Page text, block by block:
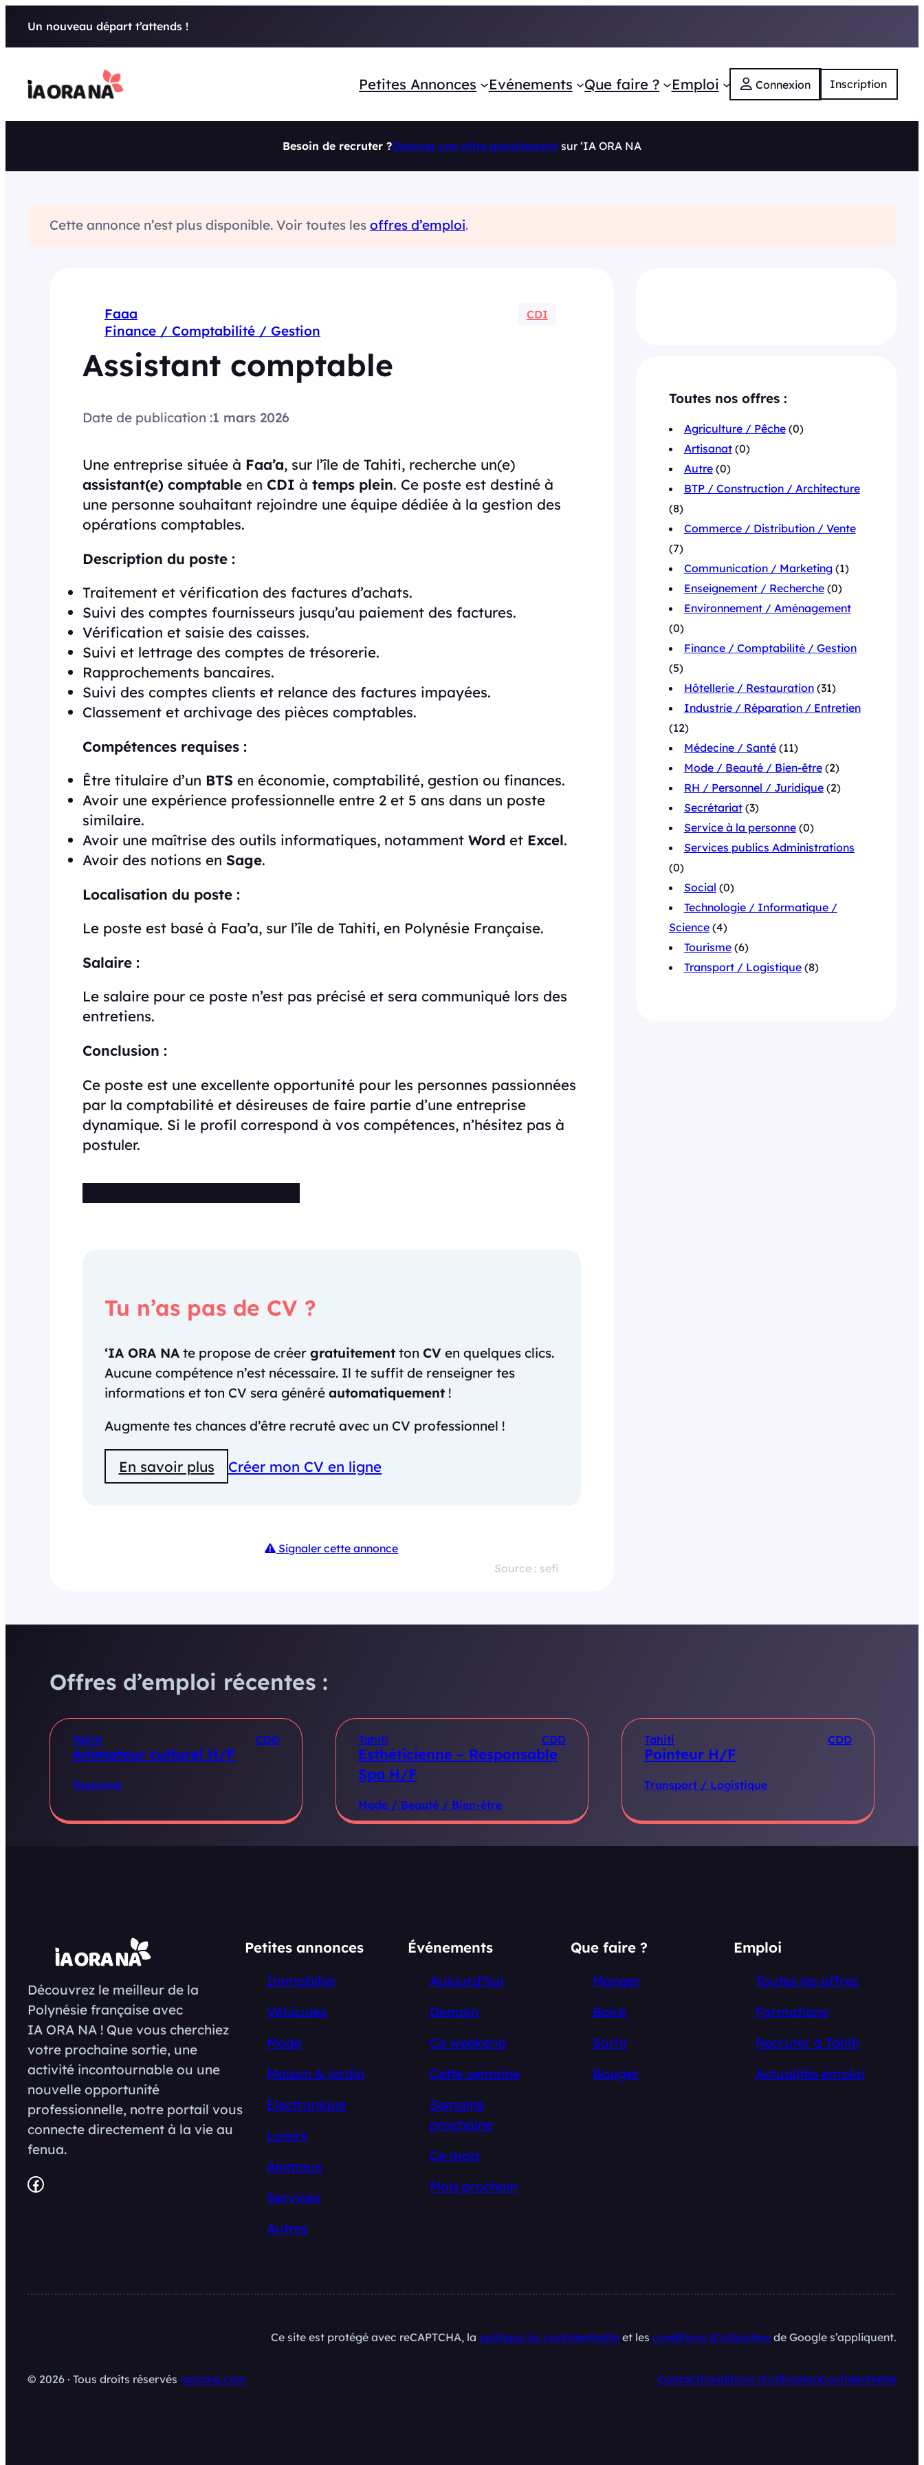
Un nouveau départ t’attends !
Petites Annonces Evénements Que faire ? Emploi Connexion Inscription
Besoin de recruter ?Déposer une offre gratuitement sur ‘IA ORA NA
Cette annonce n’est plus disponible. Voir toutes les offres d’emploi.
Faaa CDI
Finance / Comptabilité / Gestion
Assistant comptable
Date de publication :1 mars 2026
Une entreprise située à Faa’a, sur l’île de Tahiti, recherche un(e)
assistant(e) comptable en CDI à temps plein. Ce poste est destiné à
une personne souhaitant rejoindre une équipe dédiée à la gestion des
opérations comptables.
Description du poste :
Traitement et vérification des factures d’achats.
Suivi des comptes fournisseurs jusqu’au paiement des factures.
Vérification et saisie des caisses.
Suivi et lettrage des comptes de trésorerie.
Rapprochements bancaires.
Suivi des comptes clients et relance des factures impayées.
Classement et archivage des pièces comptables.
Compétences requises :
Être titulaire d’un BTS en économie, comptabilité, gestion ou finances.
Avoir une expérience professionnelle entre 2 et 5 ans dans un poste
similaire.
Avoir une maîtrise des outils informatiques, notamment Word et Excel.
Avoir des notions en Sage.
Localisation du poste :
Le poste est basé à Faa’a, sur l’île de Tahiti, en Polynésie Française.
Salaire :
Le salaire pour ce poste n’est pas précisé et sera communiqué lors des
entretiens.
Conclusion :
Ce poste est une excellente opportunité pour les personnes passionnées
par la comptabilité et désireuses de faire partie d’une entreprise
dynamique. Si le profil correspond à vos compétences, n’hésitez pas à
postuler.
Tu n’as pas de CV ?
‘IA ORA NA te propose de créer gratuitement ton CV en quelques clics.
Aucune compétence n’est nécessaire. Il te suffit de renseigner tes
informations et ton CV sera généré automatiquement !
Augmente tes chances d’être recruté avec un CV professionnel !
En savoir plus Créer mon CV en ligne
Signaler cette annonce
Source : sefi
Toutes nos offres :
Agriculture / Pêche(0)
Artisanat(0)
Autre(0)
BTP / Construction / Architecture
(8)
Commerce / Distribution / Vente
(7)
Communication / Marketing(1)
Enseignement / Recherche(0)
Environnement / Aménagement
(0)
Finance / Comptabilité / Gestion
(5)
Hôtellerie / Restauration(31)
Industrie / Réparation / Entretien
(12)
Médecine / Santé(11)
Mode / Beauté / Bien-être(2)
RH / Personnel / Juridique(2)
Secrétariat(3)
Service à la personne(0)
Services publics Administrations
(0)
Social (0)
Technologie / Informatique /
Science(4)
Tourisme(6)
Transport / Logistique(8)
Offres d’emploi récentes :
Tahiti CDD
Animateur culturel H/F
Tourisme
Tahiti CDD
Esthéticienne – Responsable
Spa H/F
Mode / Beauté / Bien-être
Tahiti CDD
Pointeur H/F
Transport / Logistique
Découvrez le meilleur de la
Polynésie française avec
IA ORA NA ! Que vous cherchiez
votre prochaine sortie, une
activité incontournable ou une
nouvelle opportunité
professionnelle, notre portail vous
connecte directement à la vie au
fenua.
Facebook
Petites annonces
Immobilier
Véhicules
Mode
Maison & jardin
Electronique
Loisirs
Animaux
Services
Autres
Événements
Aujourd’hui
Demain
Ce weekend
Cette semaine
Semaine
prochaine
Ce mois
Mois prochain
Que faire ?
Manger
Boire
Sortir
Bouger
Emploi
Toutes les offres
Formations
Recruter à Tahiti
Actualités emploi
Ce site est protégé avec reCAPTCHA, la politique de confidentialité et les conditions d’utilisation de Google s’appliquent.
© 2026 · Tous droits réservés iaorana.com ContactConditions d’utilisationConfidentialité